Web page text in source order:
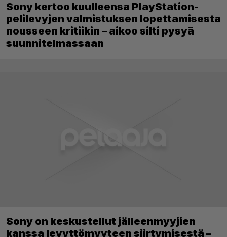
Sony kertoo kuulleensa PlayStation-
pelilevyjen valmistuksen lopettamisesta
nousseen kritiikin – aikoo silti pysyä
suunnitelmassaan
Sony on keskustellut jälleenmyyjien
kanssa levyttömyyteen siirtymisestä –